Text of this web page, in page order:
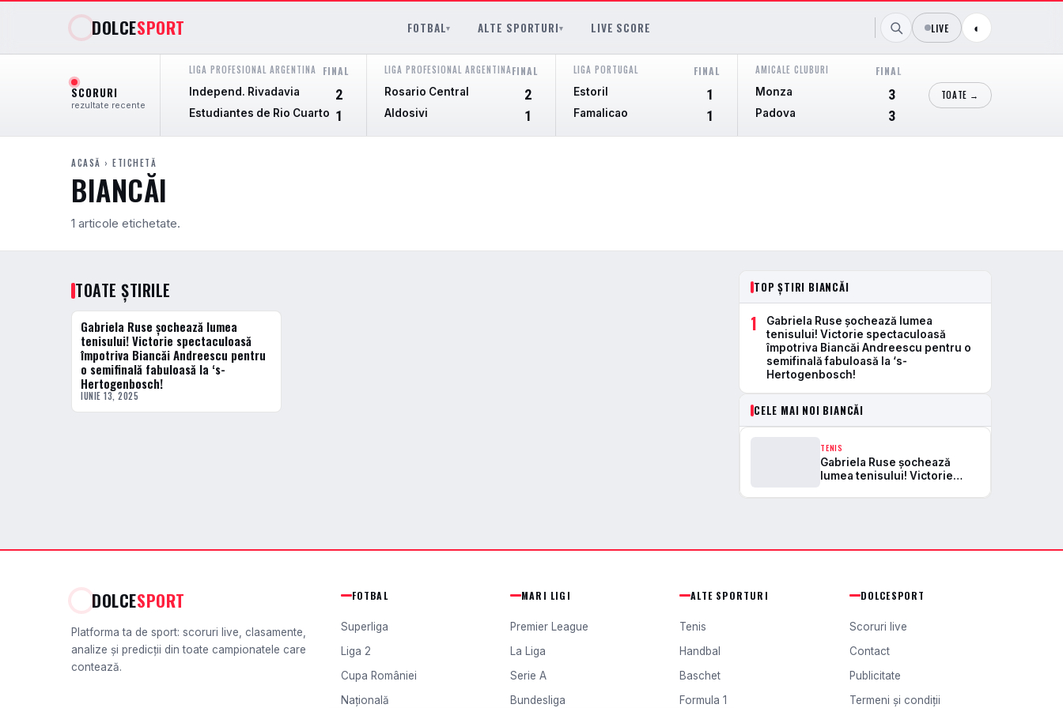
DOLCESPORT FOTBAL▾ ALTE SPORTURI▾ LIVE SCORE LIVE ◐
SCORURI
rezultate recente
LIGA PROFESIONAL ARGENTINA FINAL
Independ. Rivadavia 2
Estudiantes de Rio Cuarto 1
LIGA PROFESIONAL ARGENTINAFINAL
Rosario Central 2
Aldosivi 1
LIGA PORTUGAL FINAL
Estoril 1
Famalicao 1
AMICALE CLUBURI FINAL
Monza 3
Padova 3
Club Brugge KV
TOATE →
ACASĂ › ETICHETĂ
BIANCĂI
1 articole etichetate.
TOATE ȘTIRILE
TENIS
Gabriela Ruse şochează lumea
tenisului! Victorie spectaculoasă
împotriva Biancăi Andreescu pentru
o semifinală fabuloasă la ‘s-
Hertogenbosch!
IUNIE 13, 2025
TOP ȘTIRI BIANCĂI
1
Gabriela Ruse şochează lumea
tenisului! Victorie spectaculoasă
împotriva Biancăi Andreescu pentru o
semifinală fabuloasă la ‘s-
Hertogenbosch!
CELE MAI NOI BIANCĂI
TENIS
Gabriela Ruse şochează
lumea tenisului! Victorie
DOLCESPORT
Platforma ta de sport: scoruri live, clasamente,
analize și predicții din toate campionatele care
contează.
FOTBAL
Superliga
Liga 2
Cupa României
Națională
MARI LIGI
Premier League
La Liga
Serie A
Bundesliga
ALTE SPORTURI
Tenis
Handbal
Baschet
Formula 1
DOLCESPORT
Scoruri live
Contact
Publicitate
Termeni și condiții